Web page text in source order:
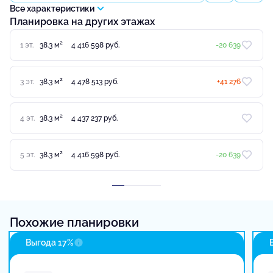
Все характеристики
Планировка на других этажах
1 эт. 38.3 м2 4 416 598 руб. -20 639
3 эт. 38.3 м2 4 478 513 руб. +41 276
4 эт. 38.3 м2 4 437 237 руб.
5 эт. 38.3 м2 4 416 598 руб. -20 639
Похожие планировки
Выгода 17%